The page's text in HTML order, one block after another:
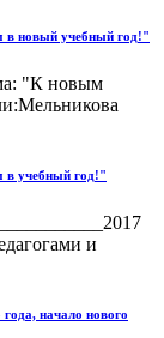
в новый учебный год!"
"К новым
в учебный год!"
и
начало нового